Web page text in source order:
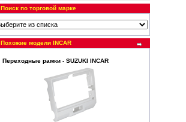
Поиск по торговой марке
Похожие модели INCAR
Переходные рамки - SUZUKI INCAR